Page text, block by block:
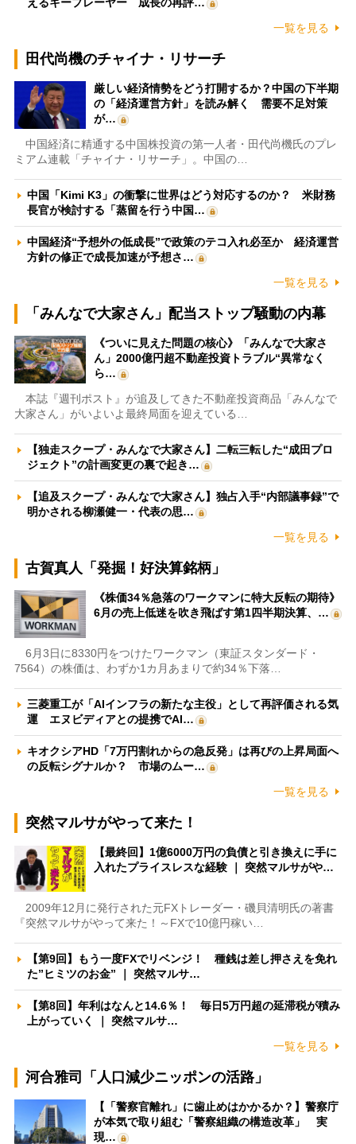
一覧を見る
田代尚機のチャイナ・リサーチ
厳しい経済情勢をどう打開するか？中国の下半期
の「経済運営方針」を読み解く 需要不足対策
が…
中国経済に精通する中国株投資の第一人者・田代尚機氏のプレ
ミアム連載「チャイナ・リサーチ」。中国の…
中国「Kimi K3」の衝撃に世界はどう対応するのか？ 米財務
長官が検討する「蒸留を行う中国…
中国経済“予想外の低成長”で政策のテコ入れ必至か 経済運営
方針の修正で成長加速が予想さ…
一覧を見る
「みんなで大家さん」配当ストップ騒動の内幕
《ついに見えた問題の核心》「みんなで大家さ
ん」2000億円超不動産投資トラブル“異常なく
ら…
本誌『週刊ポスト』が追及してきた不動産投資商品「みんなで
大家さん」がいよいよ最終局面を迎えている…
【独走スクープ・みんなで大家さん】二転三転した“成田プロ
ジェクト”の計画変更の裏で起き…
【追及スクープ・みんなで大家さん】独占入手“内部議事録”で
明かされる柳瀬健一・代表の思…
一覧を見る
古賀真人「発掘！好決算銘柄」
《株価34％急落のワークマンに特大反転の期待》
6月の売上低迷を吹き飛ばす第1四半期決算、…
6月3日に8330円をつけたワークマン（東証スタンダード・
7564）の株価は、わずか1カ月あまりで約34％下落…
三菱重工が「AIインフラの新たな主役」として再評価される気
運 エヌビディアとの提携でAI…
キオクシアHD「7万円割れからの急反発」は再びの上昇局面へ
の反転シグナルか？ 市場のムー…
一覧を見る
突然マルサがやって来た！
【最終回】1億6000万円の負債と引き換えに手に
入れたプライスレスな経験 ｜ 突然マルサがや…
2009年12月に発行された元FXトレーダー・磯貝清明氏の著書
『突然マルサがやって来た！～FXで10億円稼い…
【第9回】もう一度FXでリベンジ！ 種銭は差し押さえを免れ
た”ヒミツのお金” ｜ 突然マルサ…
【第8回】年利はなんと14.6％！ 毎日5万円超の延滞税が積み
上がっていく ｜ 突然マルサ…
一覧を見る
河合雅司「人口減少ニッポンの活路」
【「警察官離れ」に歯止めはかかるか？】警察庁
が本気で取り組む「警察組織の構造改革」 実
現…